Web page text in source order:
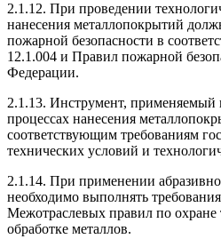
2.1.12. При проведении
нанесения металлопокрытий
пожарной безопасности в
12.1.004 и Правил пожарной
Федерации.
2.1.13. Инструмент, применяемый
процессах нанесения
соответствующим требованиям
технических условий и
2.1.14. При применении
необходимо выполнять
Межотраслевых правил по охране
обработке металлов.